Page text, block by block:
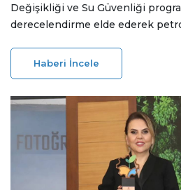
Değişikliği ve Su Güvenliği
derecelendirme elde ederek
raporlama, risk yönetimi ve
yaklaşımı öne çıktı
Haberi İncele